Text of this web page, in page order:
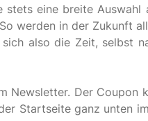
stets eine breite Auswahl
werden in der Zukunft
also die Zeit, selbst
Newsletter. Der Coupon
Startseite ganz unten